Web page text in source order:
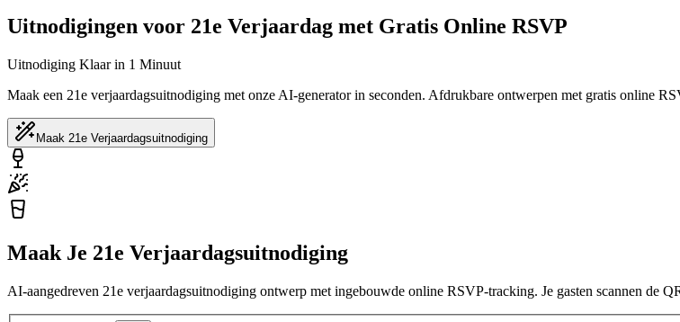
Uitnodigingen voor 21e Verjaardag met Gratis Online RSVP
Uitnodiging Klaar in 1 Minuut
Maak een 21e verjaardagsuitnodiging met onze AI-generator in seconden. Afdrukbare ontwerpen met gratis online
Maak 21e Verjaardagsuitnodiging
Maak Je 21e Verjaardagsuitnodiging
AI-aangedreven 21e verjaardagsuitnodiging ontwerp met ingebouwde online RSVP-tracking. Je gasten scannen de